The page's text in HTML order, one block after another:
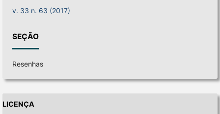
v. 33 n. 63 (2017)
SEÇÃO
Resenhas
LICENÇA